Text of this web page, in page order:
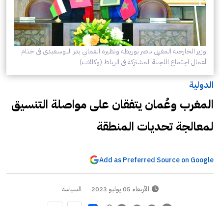
وزير الخارجية المغربي ناصر بوريطة ونظيره العماني بدر البوسعيدي في ختام
أعمال اجتماع اللجنة المشتركة في الرباط (وكالات)
الدولية
المغرب وعُمان يتفقان على مواصلة التنسيق
لمعالجة تحديات المنطقة
Add as Preferred Source on Google
الأربعاء 05 يوليو 2023 السياسة